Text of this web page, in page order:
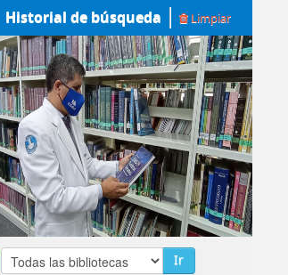
Historial de búsqueda Limpiar
Ir